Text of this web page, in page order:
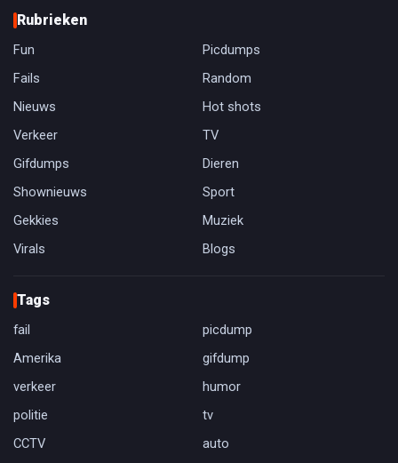
Rubrieken
Fun
Picdumps
Fails
Random
Nieuws
Hot shots
Verkeer
TV
Gifdumps
Dieren
Shownieuws
Sport
Gekkies
Muziek
Virals
Blogs
Tags
fail
picdump
Amerika
gifdump
verkeer
humor
politie
tv
CCTV
auto